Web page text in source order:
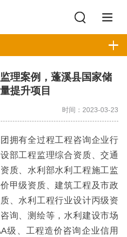
理案例，蓬溪县国家储
提升项目
时间：2023-03-23
拥有全过程工程咨询企业行
部工程监理综合资质、交通
质、水利部水利工程施工监
甲级资质、建筑工程及市政
、水利工程行业设计丙级资
询、测绘等，水利建设市场
级、工程造价咨询企业信用